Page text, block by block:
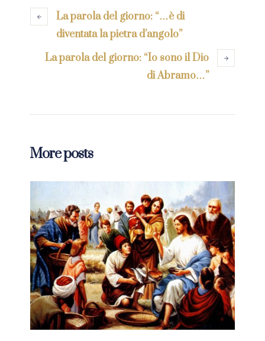
La parola del giorno: “…è di
diventata la pietra d’angolo”
La parola del giorno: “Io sono il Dio
di Abramo…”
More posts